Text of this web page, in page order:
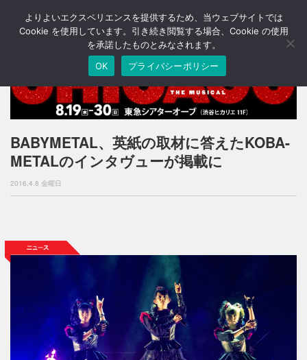
T
o
n
v
i
g
o
BABYMETAL、英紙の取材に答えたKOBA-
METALのインタヴューが掲載に
2016.4.8 金曜日
よりよいエクスペリエンスを提供するため、当ウェブサイトでは
Cookie を使用しています。引き続き閲覧する場合、Cookie の使用
を承諾したものとみなされます。
OK
プライバシーポリシー